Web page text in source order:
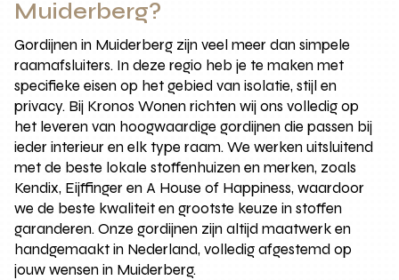
Muiderberg?
Gordijnen in Muiderberg zijn veel meer dan simpele
raamafsluiters. In deze regio heb je te maken met
specifieke eisen op het gebied van isolatie, stijl en
privacy. Bij Kronos Wonen richten wij ons volledig op
het leveren van hoogwaardige gordijnen die passen bij
ieder interieur en elk type raam. We werken uitsluitend
met de beste lokale stoffenhuizen en merken, zoals
Kendix, Eijffinger en A House of Happiness, waardoor
we de beste kwaliteit en grootste keuze in stoffen
garanderen. Onze gordijnen zijn altijd maatwerk en
handgemaakt in Nederland, volledig afgestemd op
jouw wensen in Muiderberg.